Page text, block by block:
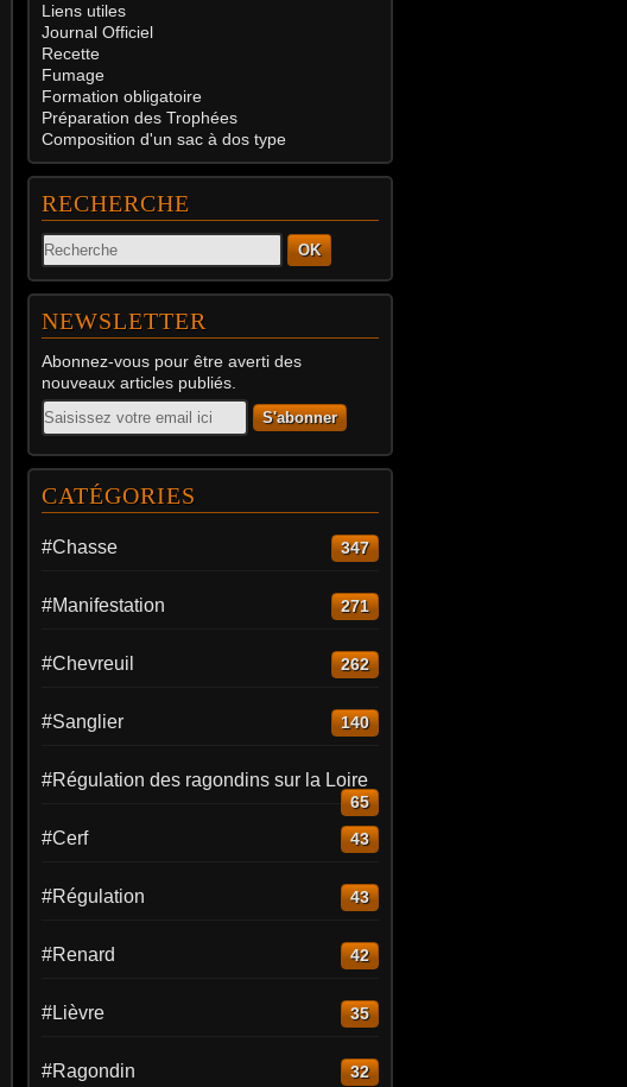
Liens utiles
Journal Officiel
Recette
Fumage
Formation obligatoire
Préparation des Trophées
Composition d'un sac à dos type
RECHERCHE
OK
NEWSLETTER
Abonnez-vous pour être averti des
nouveaux articles publiés.
Email
CATÉGORIES
#Chasse 347
#Manifestation 271
#Chevreuil 262
#Sanglier 140
#Régulation des ragondins sur la Loire
65
#Cerf 43
#Régulation 43
#Renard 42
#Lièvre 35
#Ragondin 32